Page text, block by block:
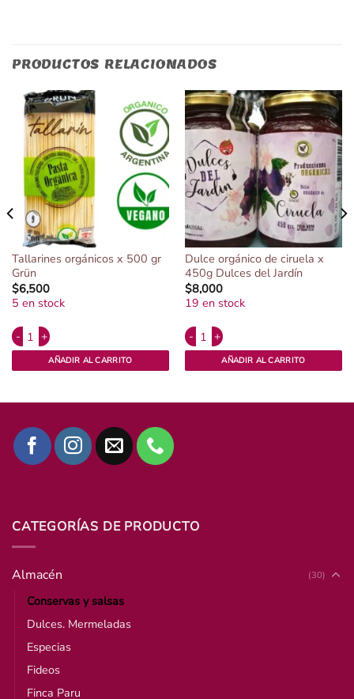
PRODUCTOS RELACIONADOS
Tallarines orgánicos x 500 gr
Grün
$6,500
5 en stock
Tallarines orgánicos x 500 gr Grün cantidad
AÑADIR AL CARRITO
Dulce orgánico de ciruela x
450g Dulces del Jardín
$8,000
19 en stock
Dulce orgánico de ciruela x 450g
AÑADIR AL CARRITO
cantidad
CATEGORÍAS DE PRODUCTO
Almacén (30)
Conservas y salsas
Dulces. Mermeladas
Especias
Fideos
Finca Paru